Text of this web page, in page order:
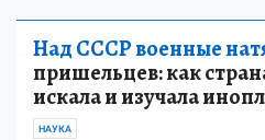
Над СССР военные
пришельцев: как
искала и изучала
НАУКА